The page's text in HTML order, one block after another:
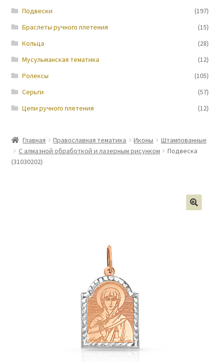
Подвески
(197)
Браслеты ручного плетения
(15)
Кольца
(28)
Мусульманская тематика
(12)
Ролексы
(105)
Серьги
(57)
Цепи ручного плетения
(12)
Главная Православная тематика Иконы
Штампованные
С алмазной обработкой и лазерным рисунком
Подвеска
(31030202)